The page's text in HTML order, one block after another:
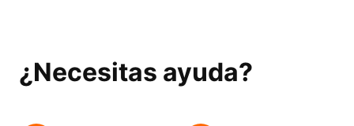
¿Necesitas ayuda?